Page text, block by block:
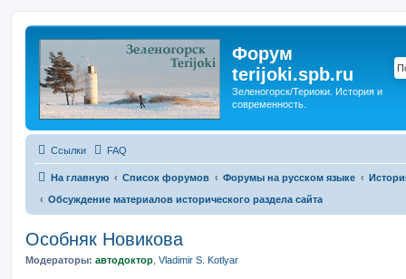
Форум
terijoki.spb.ru
Зеленогорск/Териоки. История и
современность.
Ссылки FAQ
На главную Список форумов Форумы на русском языке
Обсуждение материалов исторического раздела сайта
Особняк Новикова
Модераторы: автодоктор Vladimir S. Kotlyar